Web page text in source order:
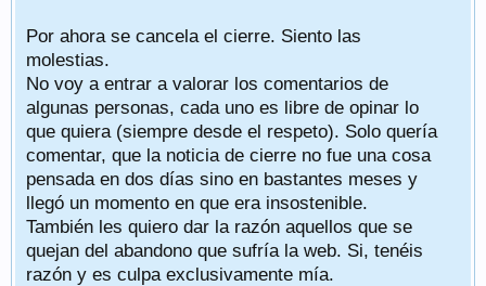
Por ahora se cancela el cierre. Siento las
molestias.
No voy a entrar a valorar los comentarios de
algunas personas, cada uno es libre de opinar lo
que quiera (siempre desde el respeto). Solo quería
comentar, que la noticia de cierre no fue una cosa
pensada en dos días sino en bastantes meses y
llegó un momento en que era insostenible.
También les quiero dar la razón aquellos que se
quejan del abandono que sufría la web. Si, tenéis
razón y es culpa exclusivamente mía.